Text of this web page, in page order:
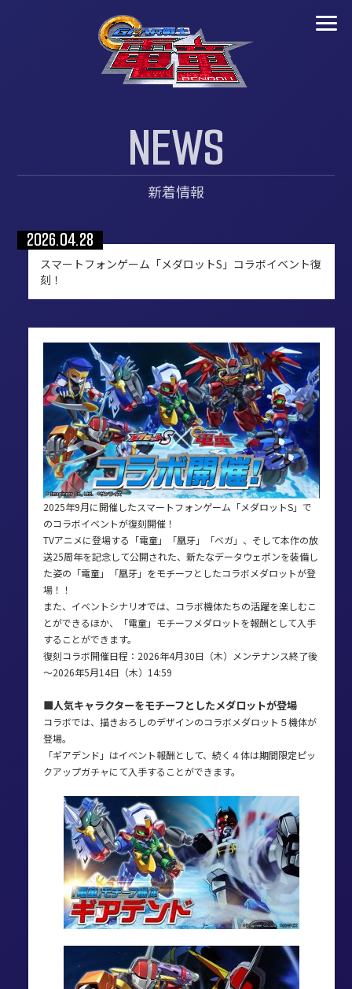
NEWS
新着情報
2026.04.28
スマートフォンゲーム「メダロットS」コラボイベント復
刻！
2025年9月に開催したスマートフォンゲーム「メダロットS」で
のコラボイベントが復刻開催！
TVアニメに登場する「電童」「凰牙」「ベガ」、そして本作の放
送25周年を記念して公開された、新たなデータウェポンを装備し
た姿の「電童」「凰牙」をモチーフとしたコラボメダロットが登
場！！
また、イベントシナリオでは、コラボ機体たちの活躍を楽しむこ
とができるほか、「電童」モチーフメダロットを報酬として入手
することができます。
復刻コラボ開催日程：2026年4月30日（木）メンテナンス終了後
～2026年5月14日（木）14:59
■人気キャラクターをモチーフとしたメダロットが登場
コラボでは、描きおろしのデザインのコラボメダロット５機体が
登場。
「ギアデンド」はイベント報酬として、続く４体は期間限定ピッ
クアップガチャにて入手することができます。